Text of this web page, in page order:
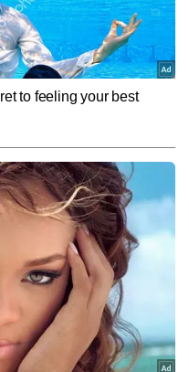
के फीचर डेस्क में कार्यरत ट्रैवल और
प्रति उनका गहरा जुनून और नई जगहों को
शैली को बेहद जीवंत और पाठकों से जोड़ने
लोकल कल्चर, हेरिटेज साइट्स, रोड
विषयों पर मजबूत पकड़ रखते हैं। प्रभात
बल्कि यात्रा के माहौल, भाव और अनुभव को
से अधिक कंटेंट लिख चुके प्रभात अपनी
अनुभव-आधारित दृष्टिकोण के लिए जाने जाते
Newsletter!